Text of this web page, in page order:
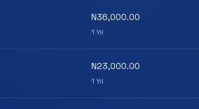
N36,000.00
1 Yıl
N23,000.00
1 Yıl